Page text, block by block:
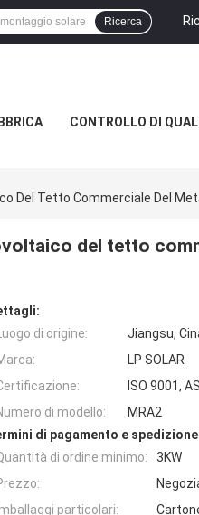
Ricerca
CONTROLLO DI
Del Tetto Commerciale Del
del tetto
di origine:
Jiangsu,
LP SOLAR
ISO 9001,
di modello:
MRA2
di pagamento e
di ordine minimo:
3KW
Imballaggi particolari: